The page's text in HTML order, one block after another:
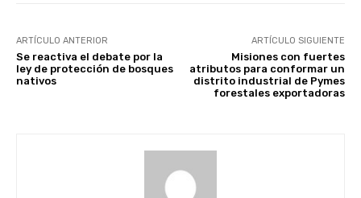
ARTÍCULO ANTERIOR
Se reactiva el debate por la
ley de protección de bosques
nativos
ARTÍCULO SIGUIENTE
Misiones con fuertes
atributos para conformar un
distrito industrial de Pymes
forestales exportadoras